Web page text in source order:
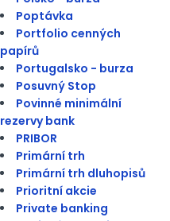
Poptávka
Portfolio cenných
papírů
Portugalsko - burza
Posuvný Stop
Povinné minimální
rezervy bank
PRIBOR
Primární trh
Primární trh dluhopisů
Prioritní akcie
Private banking